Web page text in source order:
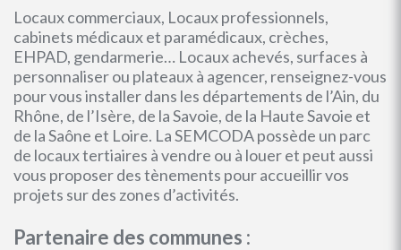
Locaux commerciaux, Locaux professionnels,
cabinets médicaux et paramédicaux, crèches,
EHPAD, gendarmerie… Locaux achevés, surfaces à
personnaliser ou plateaux à agencer, renseignez-vous
pour vous installer dans les départements de l’Ain, du
Rhône, de l’Isère, de la Savoie, de la Haute Savoie et
de la Saône et Loire. La SEMCODA possède un parc
de locaux tertiaires à vendre ou à louer et peut aussi
vous proposer des tènements pour accueillir vos
projets sur des zones d’activités.
Partenaire des communes :